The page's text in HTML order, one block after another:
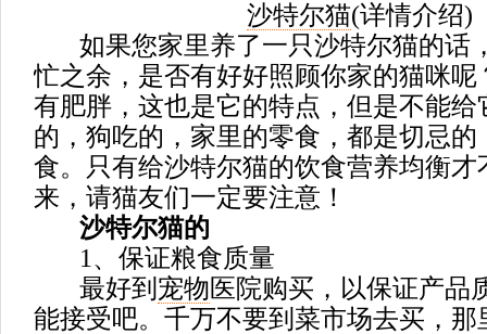
沙特尔猫(详情介绍)
如果您家里养了一只沙特尔猫的话
忙之余，是否有好好照顾你家的猫咪呢
有肥胖，这也是它的特点，但是不能给
的，狗吃的，家里的零食，都是切忌的
食。只有给沙特尔猫的饮食营养均衡才
来，请猫友们一定要注意！
沙特尔猫的
1、保证粮食质量
最好到 宠物医院购买，以保证产品
能接受吧。千万不要到菜市场去买，那